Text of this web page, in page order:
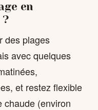
en
des plages
avec quelques
et restez flexible
chaude (environ